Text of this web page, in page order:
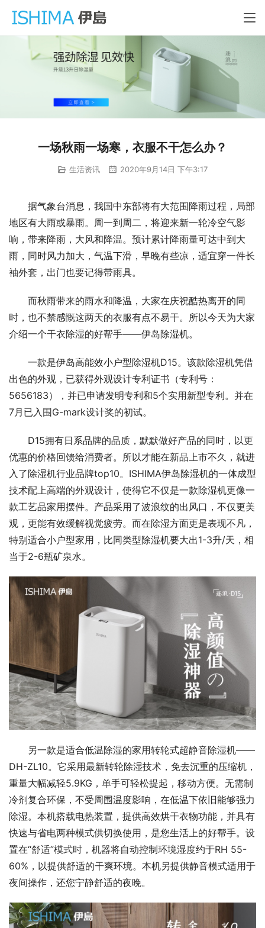
一场秋雨一场寒，衣服不干怎么办？
生活资讯 2020年9月14日 下午3:17
据气象台消息，我国中东部将有大范围降雨过程，局部
地区有大雨或暴雨。周一到周二，将迎来新一轮冷空气影
响，带来降雨，大风和降温。预计累计降雨量可达中到大
雨，同时风力加大，气温下滑，早晚有些凉，适宜穿一件长
袖外套，出门也要记得带雨具。
而秋雨带来的雨水和降温，大家在庆祝酷热离开的同
时，也不禁感慨这两天的衣服有点不易干。所以今天为大家
介绍一个干衣除湿的好帮手——伊岛除湿机。
一款是伊岛高能效小户型除湿机D15。该款除湿机凭借
出色的外观，已获得外观设计专利证书（专利号：
5656183），并已申请发明专利和5个实用新型专利。并在
7月已入围G-mark设计奖的初试。
D15拥有日系品牌的品质，默默做好产品的同时，以更
优惠的价格回馈给消费者。所以才能在新品上市不久，就进
入了除湿机行业品牌top10。ISHIMA伊岛除湿机的一体成型
技术配上高端的外观设计，使得它不仅是一款除湿机更像一
款工艺品家用摆件。产品采用了波浪纹的出风口，不仅更美
观，更能有效缓解视觉疲劳。而在除湿方面更是表现不凡，
特别适合小户型家用，比同类型除湿机要大出1-3升/天，相
当于2-6瓶矿泉水。
另一款是适合低温除湿的家用转轮式超静音除湿机——
DH-ZL10。它采用最新转轮除湿技术，免去沉重的压缩机，
重量大幅减轻5.9KG，单手可轻松提起，移动方便。无需制
冷剂复合环保，不受周围温度影响，在低温下依旧能够强力
除湿。本机搭载电热装置，提供高效烘干衣物功能，并具有
快速与省电两种模式供切换使用，是您生活上的好帮手。设
置在“舒适”模式时，机器将自动控制环境湿度约于RH 55-
60%，以提供舒适的干爽环境。本机另提供静音模式适用于
夜间操作，还您宁静舒适的夜晚。